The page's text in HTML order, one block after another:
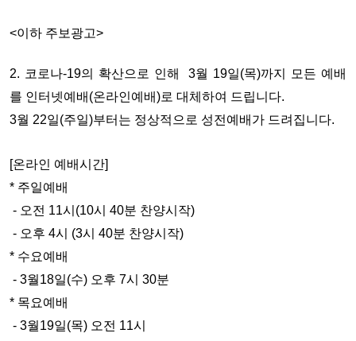
<이하 주보광고>
2. 코로나-19의 확산으로 인해3월 19일(목)까지 모든 예배
를 인터넷예배(온라인예배)로 대체하여 드립니다.
3월 22일(주일)부터는 정상적으로 성전예배가 드려집니다.
[온라인 예배시간]
* 주일예배
- 오전 11시(10시 40분 찬양시작)
- 오후 4시 (3시 40분 찬양시작)
* 수요예배
- 3월18일(수) 오후 7시 30분
* 목요예배
- 3월19일(목) 오전 11시